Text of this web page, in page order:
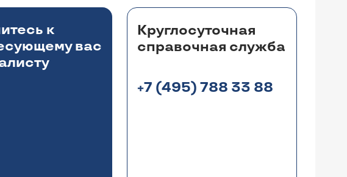
к
вас
Круглосуточная
справочная служба
+7 (495) 788 33 88